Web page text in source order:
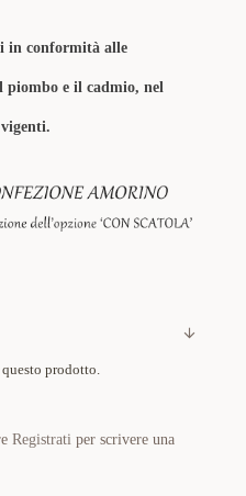
in conformità alle
e il cadmio, nel
prodotto.
Registrati per scrivere una